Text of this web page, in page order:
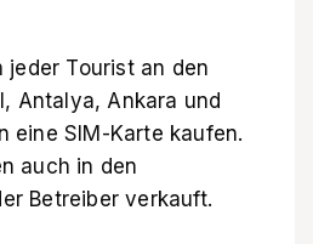
jeder Tourist an den
Antalya, Ankara und
eine SIM-Karte kaufen.
auch in den
Betreiber verkauft.